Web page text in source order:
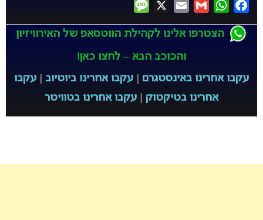
Facebook
WhatsApp
Gmail
Email
הצטרפו אלינו לקהילת הווטסאפ של האירוויזיון
והכוכב הבא – לחצו כאן!
עקבו אחרינו באינסטגרם
עקבו אחרינו ביוטיוב
עקבו
אחרינו בטיקטוק
עקבו אחרינו בטוויטר